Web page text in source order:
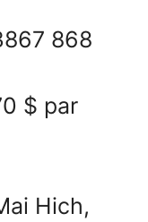
868
$ par
Hich,